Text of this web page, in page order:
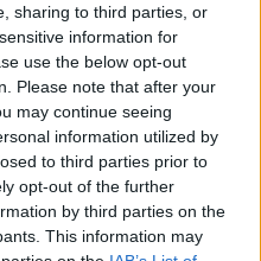
sharing to third parties, or
information for
use the below opt-out
Please note that after your
may continue seeing
information utilized by
to third parties prior to
opt-out of the further
by third parties on the
This information may
di ETAmbiente
rifiuti